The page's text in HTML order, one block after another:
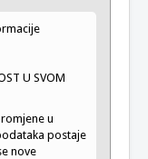
U SVOM
u
postaje
nove